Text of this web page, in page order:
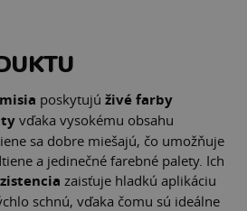
poskytujú živé farby
vďaka vysokému obsahu
sa dobre miešajú, čo umožňuje
a jedinečné farebné palety. Ich
zaisťuje hladkú aplikáciu
schnú, vďaka čomu sú ideálne